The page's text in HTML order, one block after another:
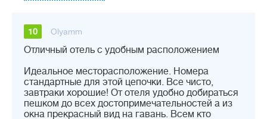
10 Olyamm
Отличный отель с удобным расположением
Идеальное месторасположение. Номера
стандартные для этой цепочки. Все чисто,
завтраки хорошие! От отеля удобно добираться
пешком до всех достопримечательностей а из
окна прекрасный вид на гавань. Всем кто